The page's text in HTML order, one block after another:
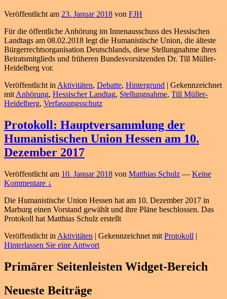
Veröffentlicht am 23. Januar 2018 von FJH
Für die öffentliche Anhörung im Innenausschuss des Hessischen
Landtags am 08.02.2018 legt die Humanistische Union, die älteste
Bürgerrechtsorganisation Deutschlands, diese Stellungnahme ihres
Beiratsmitglieds und früheren Bundesvorsitzenden Dr. Till Müller-
Heidelberg vor.
Veröffentlicht in Aktivitäten, Debatte, Hintergrund | Gekennzeichnet
mit Anhörung, Hessischer Landtag, Stellungnahme, Till Müller-
Heidelberg, Verfassungsschutz
Protokoll: Hauptversammlung der
Humanistischen Union Hessen am 10.
Dezember 2017
Veröffentlicht am 10. Januar 2018 von Matthias Schulz — Keine
Kommentare ↓
Die Humanistische Union Hessen hat am 10. Dezember 2017 in
Marburg einen Vorstand gewählt und ihre Pläne beschlossen. Das
Protokoll hat Matthias Schulz erstellt
Veröffentlicht in Aktivitäten | Gekennzeichnet mit Protokoll |
Hinterlassen Sie eine Antwort
Primärer Seitenleisten Widget-Bereich
Neueste Beiträge